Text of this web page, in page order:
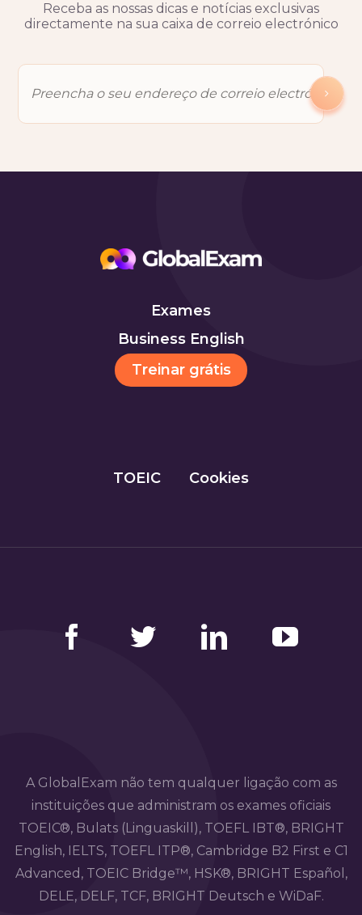
Receba as nossas dicas e notícias exclusivas
directamente na sua caixa de correio electrónico
Exames
Business English
Treinar grátis
TOEIC Cookies
A GlobalExam não tem qualquer ligação com as
instituições que administram os exames oficiais
TOEIC®, Bulats (Linguaskill), TOEFL IBT®, BRIGHT
English, IELTS, TOEFL ITP®, Cambridge B2 First e C1
Advanced, TOEIC Bridge™, HSK®, BRIGHT Español,
DELE, DELF, TCF, BRIGHT Deutsch e WiDaF.